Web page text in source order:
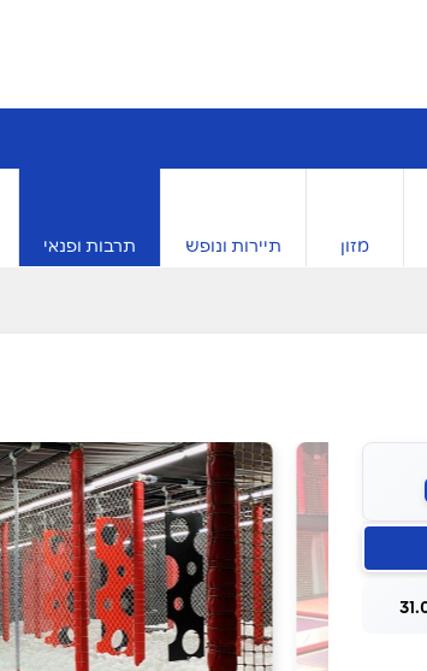
מזון תיירות ונופש תרבות ופנאי